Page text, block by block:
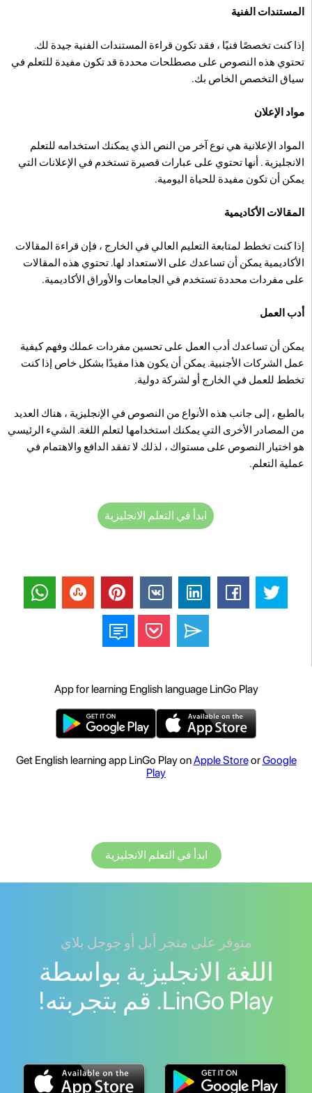
المستندات الفنية
إذا كنت تخصصًا فنيًا ، فقد تكون قراءة المستندات الفنية جيدة لك.
تحتوي هذه النصوص على مصطلحات محددة قد تكون مفيدة للتعلم في
سياق التخصص الخاص بك.
مواد الإعلان
المواد الإعلانية هي نوع آخر من النص الذي يمكنك استخدامه للتعلم
الانجليزية . أنها تحتوي على عبارات قصيرة تستخدم في الإعلانات التي
يمكن أن تكون مفيدة للحياة اليومية.
المقالات الأكاديمية
إذا كنت تخطط لمتابعة التعليم العالي في الخارج ، فإن قراءة المقالات
الأكاديمية يمكن أن تساعدك على الاستعداد لها. تحتوي هذه المقالات
على مفردات محددة تستخدم في الجامعات والأوراق الأكاديمية.
أدب العمل
يمكن أن تساعدك أدب العمل على تحسين مفردات عملك وفهم كيفية
عمل الشركات الأجنبية. يمكن أن يكون هذا مفيدًا بشكل خاص إذا كنت
تخطط للعمل في الخارج أو لشركة دولية.
بالطبع ، إلى جانب هذه الأنواع من النصوص في الإنجليزية ، هناك العديد
من المصادر الأخرى التي يمكنك استخدامها لتعلم اللغة. الشيء الرئيسي
هو اختيار النصوص على مستواك ، لذلك لا تفقد الدافع والاهتمام في
عملية التعلم.
ابدأ في التعلم الانجليزية
App for learning English language LinGo Play
Get English learning app LinGo Play onApple StoreorGoogle
Play
ابدأ في التعلم الانجليزية
متوفر على متجر أبل أو جوجل بلاي
اللغة الانجليزية بواسطة
LinGo Play. قم بتجربته!